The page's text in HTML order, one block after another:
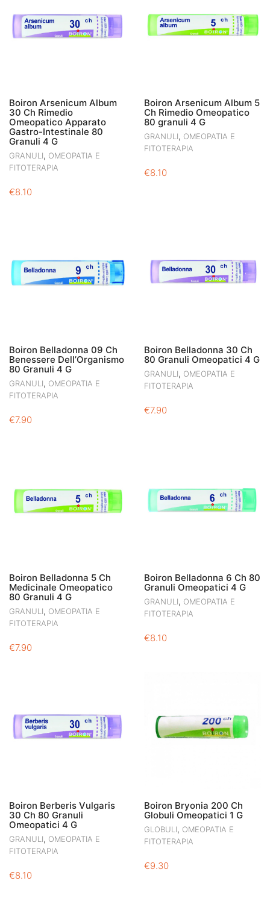
Boiron Arsenicum Album
30 Ch Rimedio
Omeopatico Apparato
Gastro-Intestinale 80
Granuli 4 G
GRANULI, OMEOPATIA E
FITOTERAPIA
€8.10
Boiron Arsenicum Album 5
Ch Rimedio Omeopatico
80 granuli 4 G
GRANULI, OMEOPATIA E
FITOTERAPIA
€8.10
Boiron Belladonna 09 Ch
Benessere Dell’Organismo
80 Granuli 4 G
GRANULI, OMEOPATIA E
FITOTERAPIA
€7.90
Boiron Belladonna 30 Ch
80 Granuli Omeopatici 4 G
GRANULI, OMEOPATIA E
FITOTERAPIA
€7.90
Boiron Belladonna 5 Ch
Medicinale Omeopatico
80 Granuli 4 G
GRANULI, OMEOPATIA E
FITOTERAPIA
€7.90
Boiron Belladonna 6 Ch 80
Granuli Omeopatici 4 G
GRANULI, OMEOPATIA E
FITOTERAPIA
€8.10
Boiron Berberis Vulgaris
30 Ch 80 Granuli
Omeopatici 4 G
GRANULI, OMEOPATIA E
FITOTERAPIA
€8.10
Boiron Bryonia 200 Ch
Globuli Omeopatici 1 G
GLOBULI, OMEOPATIA E
FITOTERAPIA
€9.30